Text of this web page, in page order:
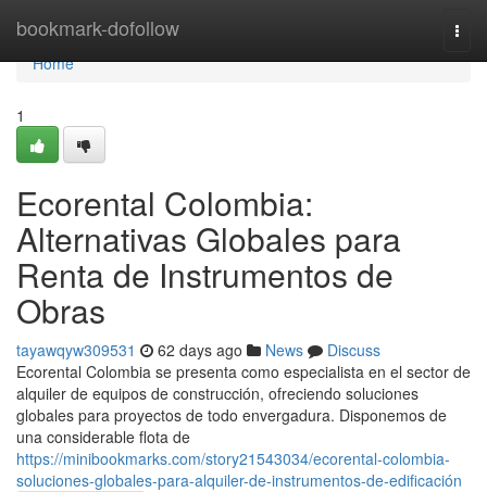
bookmark-dofollow
Home
Home
1
Ecorental Colombia:
Alternativas Globales para
Renta de Instrumentos de
Obras
tayawqyw309531 62 days ago News
Discuss
Ecorental Colombia se presenta como especialista en el sector de
alquiler de equipos de construcción, ofreciendo soluciones
globales para proyectos de todo envergadura. Disponemos de
una considerable flota de
https://minibookmarks.com/story21543034/ecorental-colombia-
soluciones-globales-para-alquiler-de-instrumentos-de-edificación